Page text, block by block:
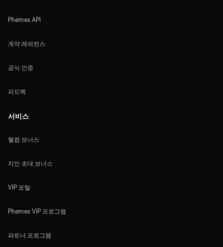
Phemex API
계약 레퍼런스
공식 인증
피드백
서비스
웰컴 보너스
지인 초대 보너스
VIP 포털
Phemex VIP 프로그램
파트너 프로그램